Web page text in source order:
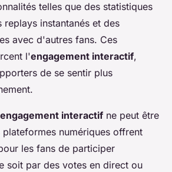
telles que des statistiques
replays instantanés et des
avec d'autres fans. Ces
l'engagement interactif,
de se sentir plus
engagement interactif ne peut être
plateformes numériques offrent
les fans de participer
soit par des votes en direct ou